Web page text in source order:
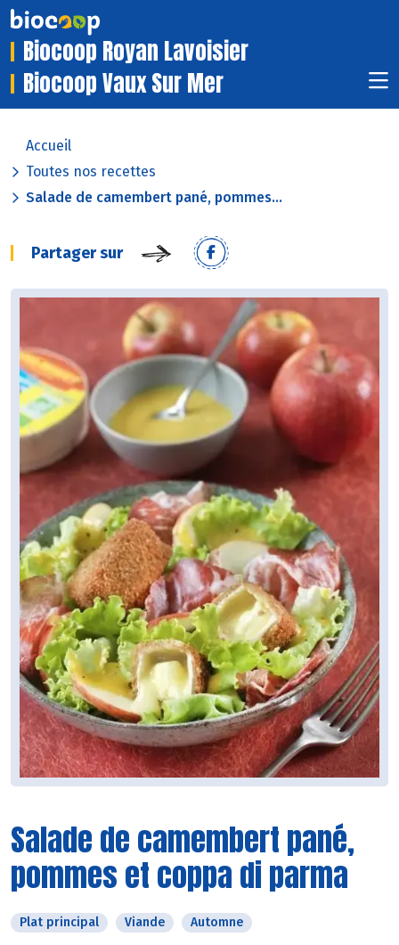
Biocoop Royan Lavoisier
Biocoop Vaux Sur Mer
Accueil
Toutes nos recettes
Salade de camembert pané, pommes...
Partager sur
Salade de camembert pané,
pommes et coppa di parma
Plat principal Viande Automne